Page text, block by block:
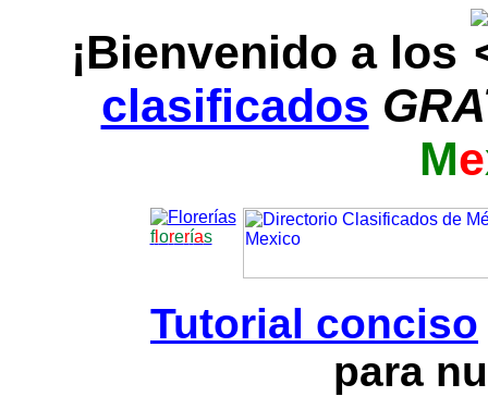
¡Bienvenido a los
clasificados
Me
florerías
Tutorial conciso
para